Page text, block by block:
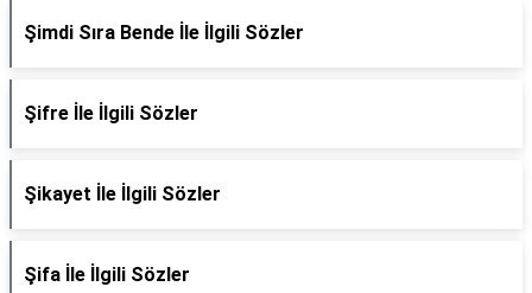
Şimdi Sıra Bende İle İlgili Sözler
Şifre İle İlgili Sözler
Şikayet İle İlgili Sözler
Şifa İle İlgili Sözler